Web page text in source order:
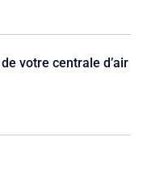
votre centrale d’air